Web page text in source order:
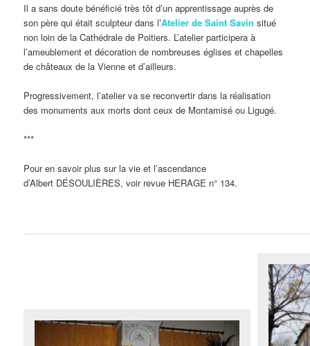
Il a sans doute bénéficié très tôt d’un apprentissage auprès de
son père qui était sculpteur dans l’Atelier de Saint Savin situé
non loin de la Cathédrale de Poitiers. L’atelier participera à
l’ameublement et décoration de nombreuses églises et chapelles
de châteaux de la Vienne et d’ailleurs.
Progressivement, l’atelier va se reconvertir dans la réalisation
des monuments aux morts dont ceux de Montamisé ou Ligugé.
***
Pour en savoir plus sur la vie et l’ascendance
d’Albert DÉSOULIÈRES, voir revue HERAGE n° 134.